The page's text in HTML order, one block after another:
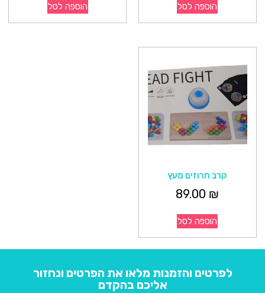
הוספה לסל הוספה לסל
קרב חרוזים מעץ
89.00 ₪
הוספה לסל
לפרטים והזמנות מלאו את הפרטים ונחזור
אליכם בהקדם